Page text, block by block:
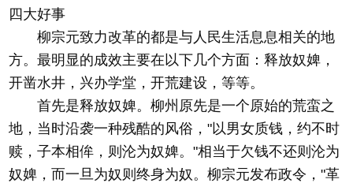
四大好事
柳宗元致力改革的都是与人民生活息息相关的地
方。最明显的成效主要在以下几个方面：释放奴婢，
开凿水井，兴办学堂，开荒建设，等等。
首先是释放奴婢。柳州原先是一个原始的荒蛮之
地，当时沿袭一种残酷的风俗，"以男女质钱，约不时
赎，子本相侔，则沦为奴婢。"相当于欠钱不还则沦为
奴婢，而一旦为奴则终身为奴。柳宗元发布政令，"革